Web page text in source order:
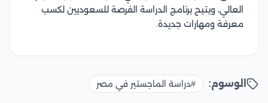
العالي، ويتيح برنامج الدراسة الفرصة للسعوديين لكسب
معرفة ومهارات جديدة.
الوسوم: #دراسة الماجستير في مصر